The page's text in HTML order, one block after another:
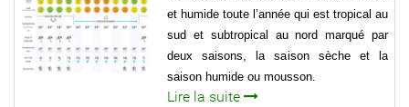
et humide toute l’année qui est tropical au
sud et subtropical au nord marqué par
deux saisons, la saison sèche et la
saison humide ou mousson.
Lire la suite